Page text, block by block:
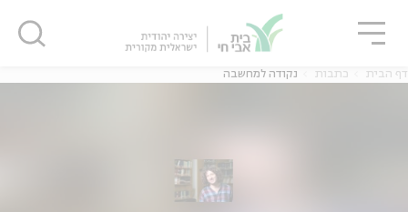
אנגלית
דף הבית כתבות נקודה למחשבה
סגור